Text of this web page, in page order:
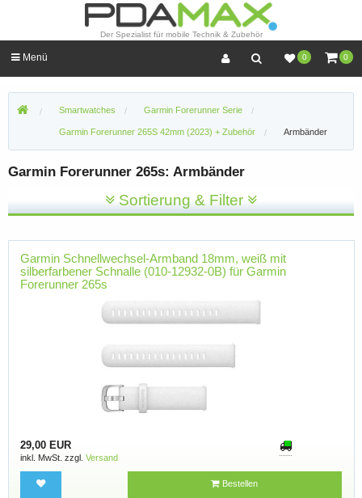
Der Spezialist für mobile Technik & Zubehör
0 0
Menü
Smartwatches Garmin Forerunner Serie
Garmin Forerunner 265S 42mm (2023) + Zubehör Armbänder
Garmin Forerunner 265s: Armbänder
Sortierung & Filter
Garmin Schnellwechsel-Armband 18mm, weiß mit
silberfarbener Schnalle (010-12932-0B) für Garmin
Forerunner 265s
29,00 EUR
inkl. MwSt. zzgl. Versand
Bestellen